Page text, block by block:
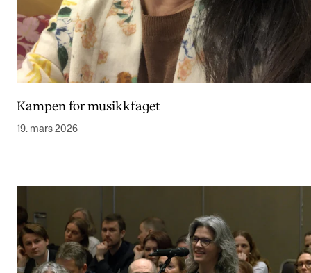
Kampen for musikkfaget
19. mars 2026